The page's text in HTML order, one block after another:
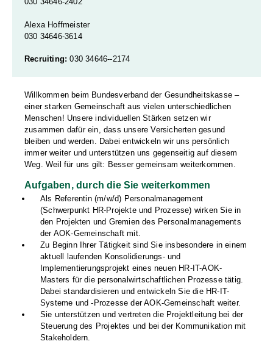
Alexa Hoffmeister
030 34646-3614
Recruiting:030 34646--2174
Willkommen beim Bundesverband der Gesundheitskasse –
einer starken Gemeinschaft aus vielen unterschiedlichen
Menschen! Unsere individuellen Stärken setzen wir
zusammen dafür ein, dass unsere Versicherten gesund
bleiben und werden. Dabei entwickeln wir uns persönlich
immer weiter und unterstützen uns gegenseitig auf diesem
Weg. Weil für uns gilt: Besser gemeinsam weiterkommen.
Aufgaben, durch die Sie weiterkommen
Als Referentin (m/w/d) Personalmanagement
(Schwerpunkt HR-Projekte und Prozesse) wirken Sie in
den Projekten und Gremien des Personalmanagements
der AOK-Gemeinschaft mit.
Zu Beginn Ihrer Tätigkeit sind Sie insbesondere in einem
aktuell laufenden Konsolidierungs- und
Implementierungsprojekt eines neuen HR-IT-AOK-
Masters für die personalwirtschaftlichen Prozesse tätig.
Dabei standardisieren und entwickeln Sie die HR-IT-
Systeme und -Prozesse der AOK-Gemeinschaft weiter.
Sie unterstützen und vertreten die Projektleitung bei der
Steuerung des Projektes und bei der Kommunikation mit
Stakeholdern.